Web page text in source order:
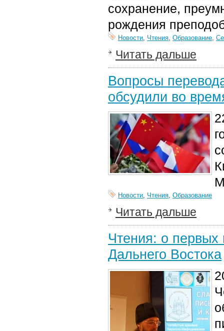
сохранение,
рождения
Новости, Чтения, Образование,
Читать дальше
Вопросы
обсудили во
Новости, Чтения, Образование
Читать дальше
Чтения: о первых
Дальнего Востока